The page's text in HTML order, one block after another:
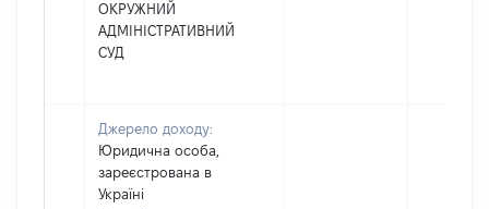
ОКРУЖНИЙ
АДМІНІСТРАТИВНИЙ
СУД
Джерело доходу:
Юридична особа,
зареєстрована в
Україні